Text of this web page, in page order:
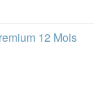
12 Mois